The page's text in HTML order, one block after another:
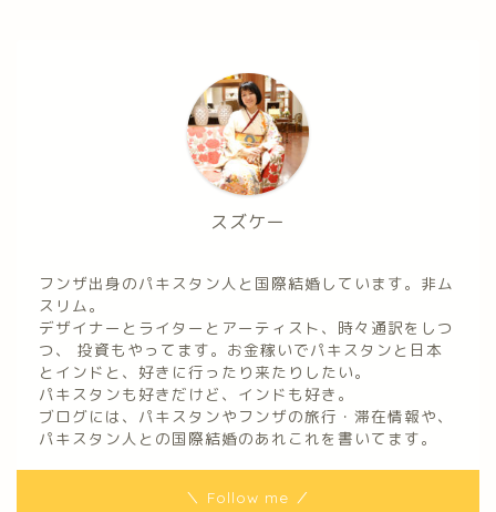
スズケー
フンザ出身のパキスタン人と国際結婚しています。非ム
スリム。
デザイナーとライターとアーティスト、時々通訳をしつ
つ、 投資もやってます。お金稼いでパキスタンと日本
とインドと、好きに行ったり来たりしたい。
パキスタンも好きだけど、インドも好き。
ブログには、パキスタンやフンザの旅行・滞在情報や、
パキスタン人との国際結婚のあれこれを書いてます。
＼ Follow me ／